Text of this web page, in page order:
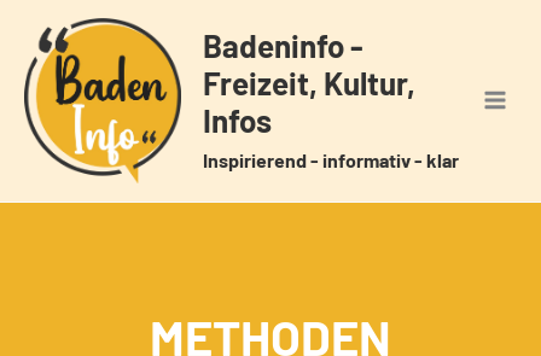
Inhalt
springen
Badeninfo -
Freizeit, Kultur,
Infos
Inspirierend - informativ - klar
METHODEN